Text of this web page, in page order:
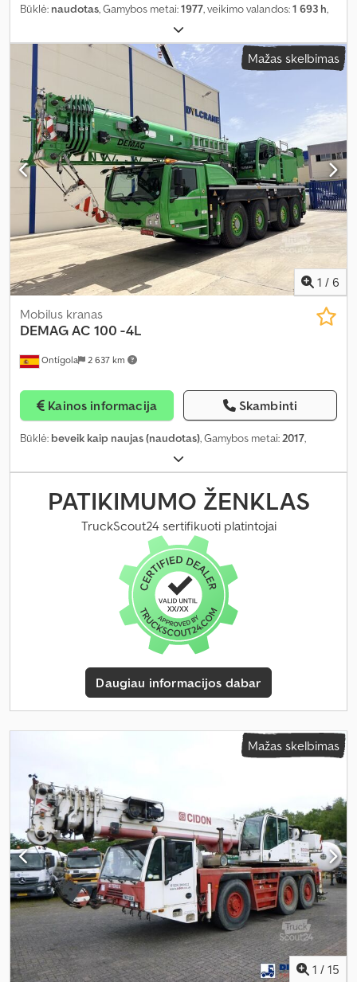
Būklė: naudotas, Gamybos metai:1977, veikimo valandos:1 693 h,
Mažas skelbimas
1 / 6
Ontígola 2 637 km
Mobilus kranas
DEMAGAC 100 -4L
Kainos informacija Skambinti
Būklė: beveik kaip naujas (naudotas), Gamybos metai: 2017,
PATIKIMUMO ŽENKLAS
TruckScout24 sertifikuoti platintojai
Daugiau informacijos dabar
Mažas skelbimas
1 / 15